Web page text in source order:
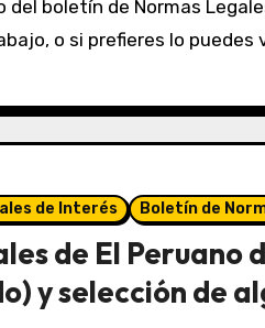
o si prefieres lo puedes
de Interés Boletín de
de El Peruano
y selección de